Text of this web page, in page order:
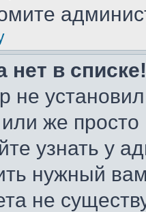
нет в списке!
не
же
узнать у
нужный
не